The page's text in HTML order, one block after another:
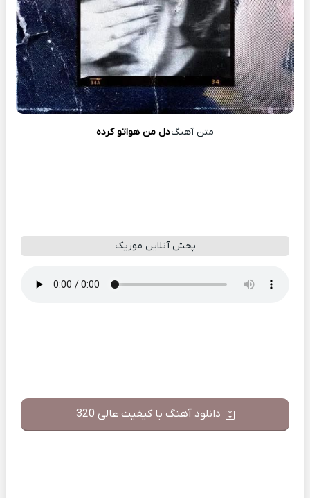
متن آهنگدل من هواتو کرده
پخش آنلاین موزیک
دانلود آهنگ با کیفیت عالی 320